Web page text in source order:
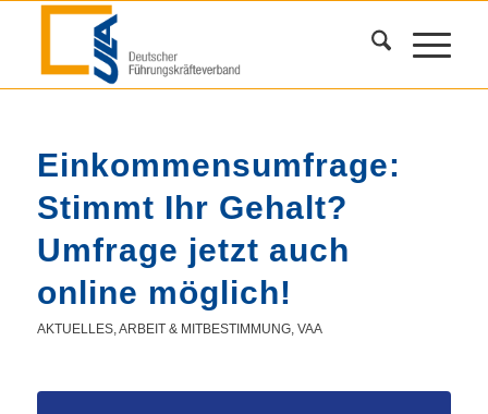
Einkommensumfrage:
Stimmt Ihr Gehalt?
Umfrage jetzt auch
online möglich!
AKTUELLES,ARBEIT & MITBESTIMMUNG, VAA